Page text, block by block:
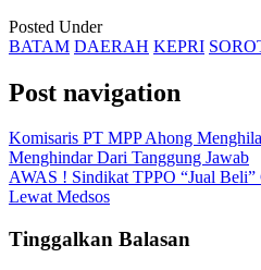
Posted Under
BATAM DAERAH KEPRI
Post navigation
Komisaris PT MPP Ahong
Menghindar Dari Tanggung Jawab
AWAS ! Sindikat TPPO “Jual
Lewat Medsos
Tinggalkan Balasan